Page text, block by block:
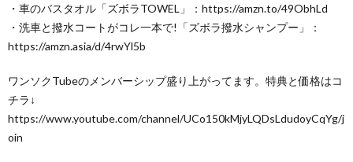
・車のバスタオル「ズボラTOWEL」：https://amzn.to/49ObhLd
・洗車と撥水コートがコレ一本で!「ズボラ撥水シャンプー」：
https://amzn.asia/d/4rwYl5b
ワンソクTubeのメンバーシップ盛り上がってます。特典と価格はコ
チラ↓
https://www.youtube.com/channel/UCo150kMjyLQDsLdudoyCqYg/j
oin